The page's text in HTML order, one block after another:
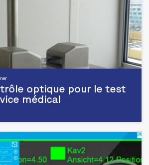
optique pour le test
médical